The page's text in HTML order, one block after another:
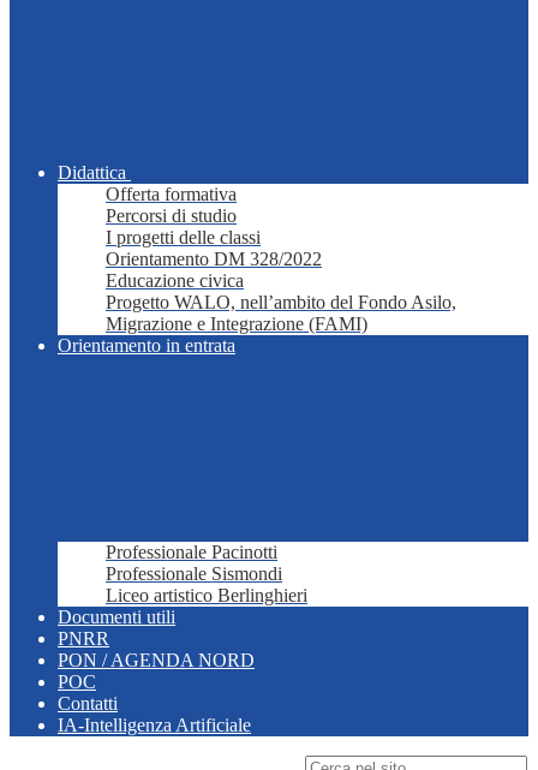
Didattica
Offerta formativa
Percorsi di studio
I progetti delle classi
Orientamento DM 328/2022
Educazione civica
Progetto WALO, nell’ambito del Fondo Asilo,
Migrazione e Integrazione (FAMI)
Orientamento in entrata
Professionale Pacinotti
Professionale Sismondi
Liceo artistico Berlinghieri
Documenti utili
PNRR
PON / AGENDA NORD
POC
Contatti
IA-Intelligenza Artificiale